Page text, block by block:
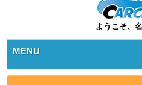
ようこそ、
MENU